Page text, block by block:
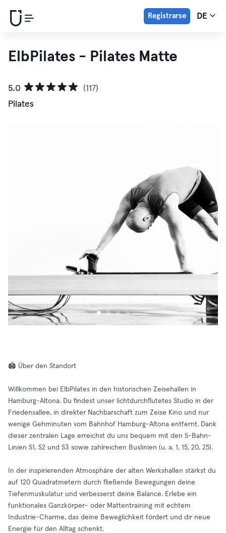
Registrarse DE
ElbPilates - Pilates Matte
5.0
(117)
Pilates
🏟️ Über den Standort
Willkommen bei ElbPilates in den historischen Zeisehallen in
Hamburg-Altona. Du findest unser lichtdurchflutetes Studio in der
Friedensallee, in direkter Nachbarschaft zum Zeise Kino und nur
wenige Gehminuten vom Bahnhof Hamburg-Altona entfernt. Dank
dieser zentralen Lage erreichst du uns bequem mit den S-Bahn-
Linien S1, S2 und S3 sowie zahlreichen Buslinien (u. a. 1, 15, 20, 25).
In der inspirierenden Atmosphäre der alten Werkshallen stärkst du
auf 120 Quadratmetern durch fließende Bewegungen deine
Tiefenmuskulatur und verbesserst deine Balance. Erlebe ein
funktionales Ganzkörper- oder Mattentraining mit echtem
Industrie-Charme, das deine Beweglichkeit fördert und dir neue
Energie für den Alltag schenkt.